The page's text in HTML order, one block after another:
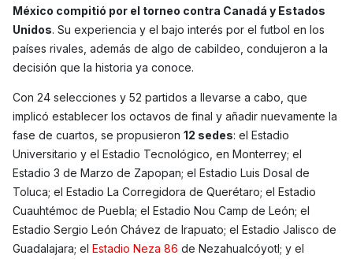
México compitió por el torneo contra Canadá y Estados
Unidos. Su experiencia y el bajo interés por el futbol en los
países rivales, además de algo de cabildeo, condujeron a la
decisión que la historia ya conoce.
Con 24 selecciones y 52 partidos a llevarse a cabo, que
implicó establecer los octavos de final y añadir nuevamente la
fase de cuartos, se propusieron 12 sedes: el Estadio
Universitario y el Estadio Tecnológico, en Monterrey; el
Estadio 3 de Marzo de Zapopan; el Estadio Luis Dosal de
Toluca; el Estadio La Corregidora de Querétaro; el Estadio
Cuauhtémoc de Puebla; el Estadio Nou Camp de León; el
Estadio Sergio León Chávez de Irapuato; el Estadio Jalisco de
Guadalajara; el Estadio Neza 86 de Nezahualcóyotl; y el